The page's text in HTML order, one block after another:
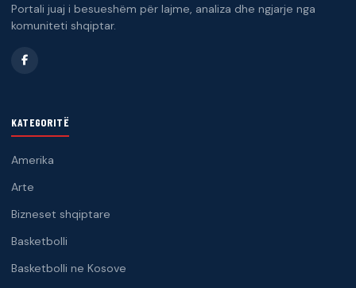
Portali juaj i besueshëm për lajme, analiza dhe ngjarje nga
komuniteti shqiptar.
KATEGORITË
Amerika
Arte
Bizneset shqiptare
Basketbolli
Basketbolli ne Kosove